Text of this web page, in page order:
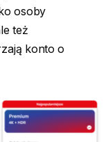
osoby
też
konto o